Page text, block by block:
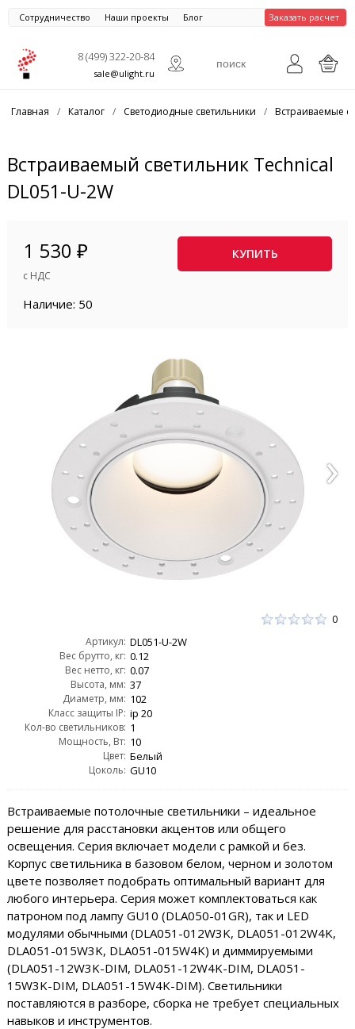
Сотрудничество Наши проекты Блог Заказать расчет
8 (499) 322-20-84
sale@ulight.ru
Главная / Каталог / Светодиодные светильники / Встраиваемые
Встраиваемый светильник Technical
DL051-U-2W
1 530 ₽
с НДС
КУПИТЬ
Наличие: 50
0
Артикул: DL051-U-2W
Вес брутто, кг: 0.12
Вес нетто, кг: 0.07
Высота, мм: 37
Диаметр, мм: 102
Класс защиты IP: ip 20
Кол-во светильников: 1
Мощность, Вт: 10
Цвет: Белый
Цоколь: GU10
Встраиваемые потолочные светильники – идеальное
решение для расстановки акцентов или общего
освещения. Серия включает модели с рамкой и без.
Корпус светильника в базовом белом, черном и золотом
цвете позволяет подобрать оптимальный вариант для
любого интерьера. Серия может комплектоваться как
патроном под лампу GU10 (DLA050-01GR), так и LED
модулями обычными (DLA051-012W3K, DLA051-012W4K,
DLA051-015W3K, DLA051-015W4K) и диммируемыми
(DLA051-12W3K-DIM, DLA051-12W4K-DIM, DLA051-
15W3K-DIM, DLA051-15W4K-DIM). Светильники
поставляются в разборе, сборка не требует специальных
навыков и инструментов.